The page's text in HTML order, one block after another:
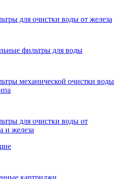
для очистки воды от железа
фильтры для воды
механической очистки воды
для очистки воды от
и железа
картриджи